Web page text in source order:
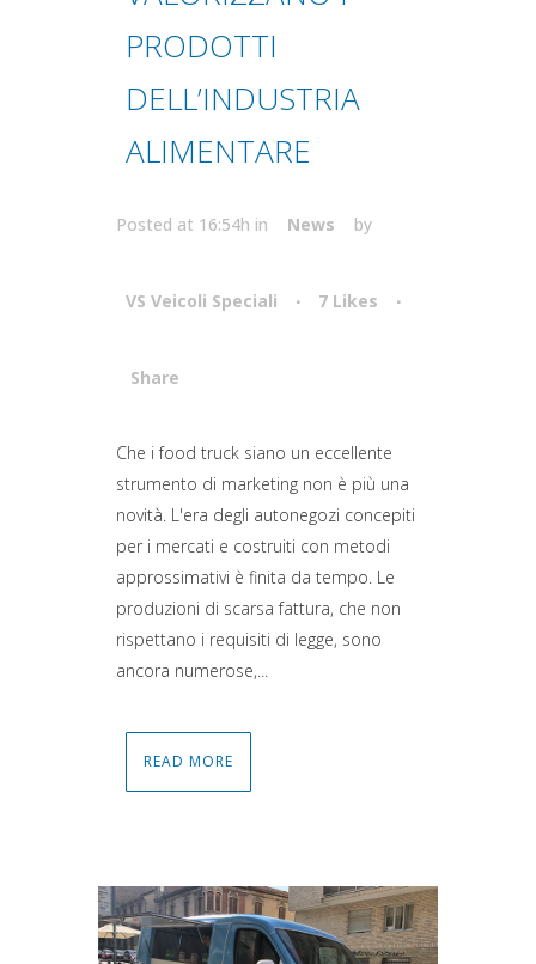
PRODOTTI
DELL’INDUSTRIA
ALIMENTARE
Posted at 16:54h in News by
VS Veicoli Speciali 7 Likes
Share
Attiva comando
Che i food truck siano un eccellente
strumento di marketing non è più una
novità. L'era degli autonegozi concepiti
per i mercati e costruiti con metodi
approssimativi è finita da tempo. Le
produzioni di scarsa fattura, che non
rispettano i requisiti di legge, sono
ancora numerose,...
READ MORE